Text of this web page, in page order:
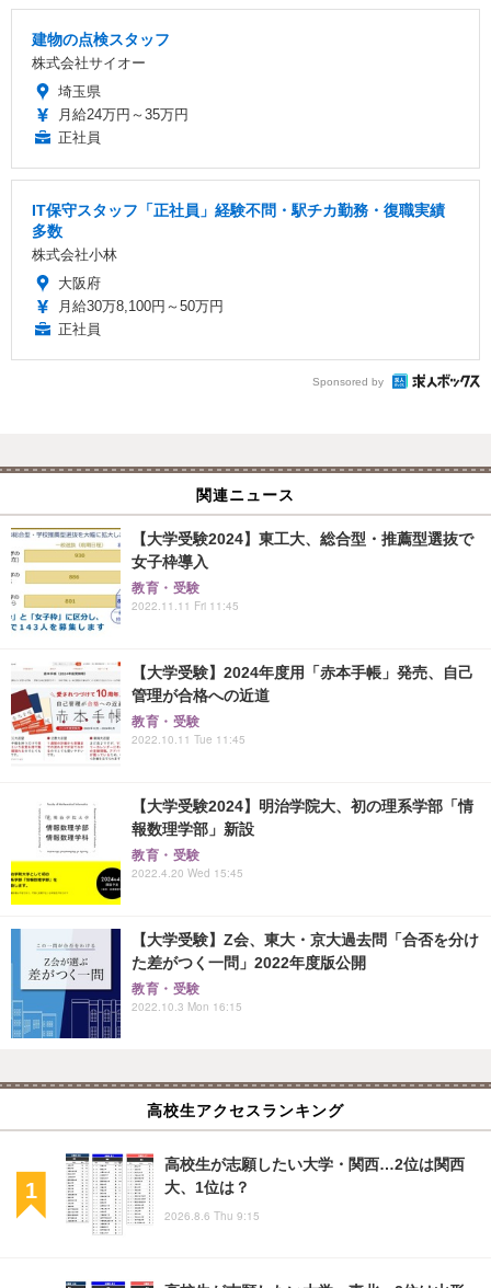
建物の点検スタッフ
株式会社サイオー
埼玉県
月給24万円～35万円
正社員
IT保守スタッフ「正社員」経験不問・駅チカ勤務・復職実績
多数
株式会社小林
大阪府
月給30万8,100円～50万円
正社員
Sponsored by
関連ニュース
【大学受験2024】東工大、総合型・推薦型選抜で
女子枠導入
教育・受験
2022.11.11 Fri 11:45
【大学受験】2024年度用「赤本手帳」発売、自己
管理が合格への近道
教育・受験
2022.10.11 Tue 11:45
【大学受験2024】明治学院大、初の理系学部「情
報数理学部」新設
教育・受験
2022.4.20 Wed 15:45
【大学受験】Z会、東大・京大過去問「合否を分け
た差がつく一問」2022年度版公開
教育・受験
2022.10.3 Mon 16:15
高校生アクセスランキング
高校生が志願したい大学・関西…2位は関西
大、1位は？
2026.8.6 Thu 9:15